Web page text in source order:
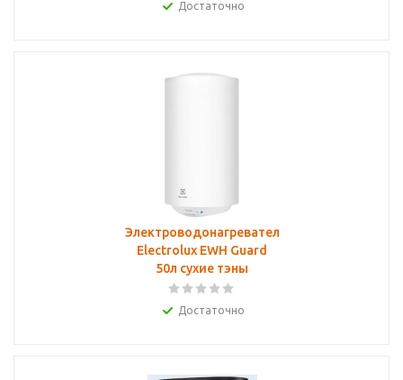
Достаточно
Электроводонагреватель
Electrolux EWH Guard
50л сухие тэны
Достаточно